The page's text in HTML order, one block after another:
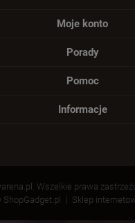
Moje konto
Porady
Pomoc
Informacje
Wszelkie prawa
ShopGadget.pl
Sklep